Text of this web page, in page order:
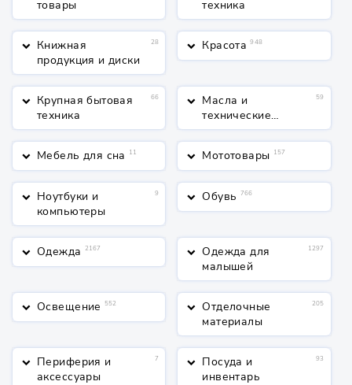
товары
техника
keyboard_arrow_down Книжная
продукция и диски
28 keyboard_arrow_down Красота 948
keyboard_arrow_down Крупная бытовая
техника
66 keyboard_arrow_down Масла и
технические
жидкости
59
keyboard_arrow_down Мебель для сна 11 keyboard_arrow_down Мототовары 157
keyboard_arrow_down Ноутбуки и
компьютеры
9 keyboard_arrow_down Обувь 766
keyboard_arrow_down Одежда 2167 keyboard_arrow_down Одежда для
малышей
1297
keyboard_arrow_down Освещение 552 keyboard_arrow_down Отделочные
материалы
205
keyboard_arrow_down Периферия и
аксессуары
7 keyboard_arrow_down Посуда и
инвентарь
93